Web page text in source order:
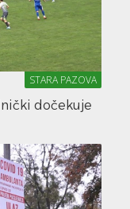
STARA PAZOVA
dočekuje